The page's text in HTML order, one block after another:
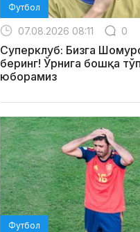
Футбол
07.08.2026 08:11 0
Суперклуб: Бизга
беринг! Ўрнига бошқа
юборамиз
Футбол